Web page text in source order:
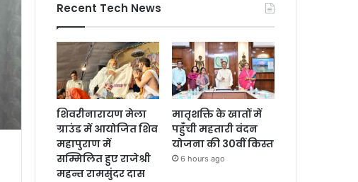
Recent Tech News
शिवरीनारायण मेला
ग्राउंड में आयोजित शिव
महापुराण में
सम्मिलित हुए राजेश्री
महन्त रामसुंदर दास
मातृशक्ति के खातों में
पहुँची महतारी वंदन
योजना की 30वीं किस्त
6 hours ago